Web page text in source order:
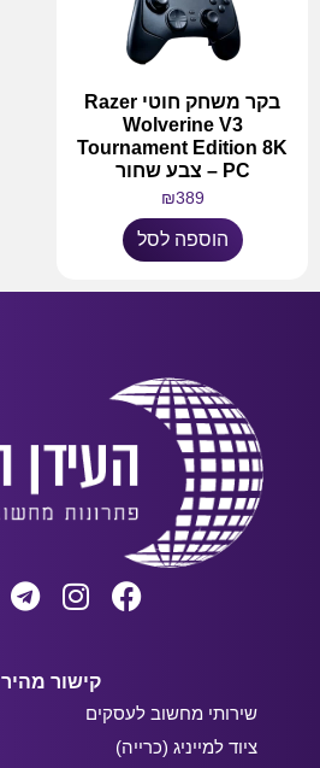
בקר משחק חוטי Razer
Wolverine V3
Tournament Edition 8K
PC – צבע שחור
₪389
הוספה לסל
קישור מהיר
שירותי מחשוב לעסקים
ציוד למייניג (כרייה)